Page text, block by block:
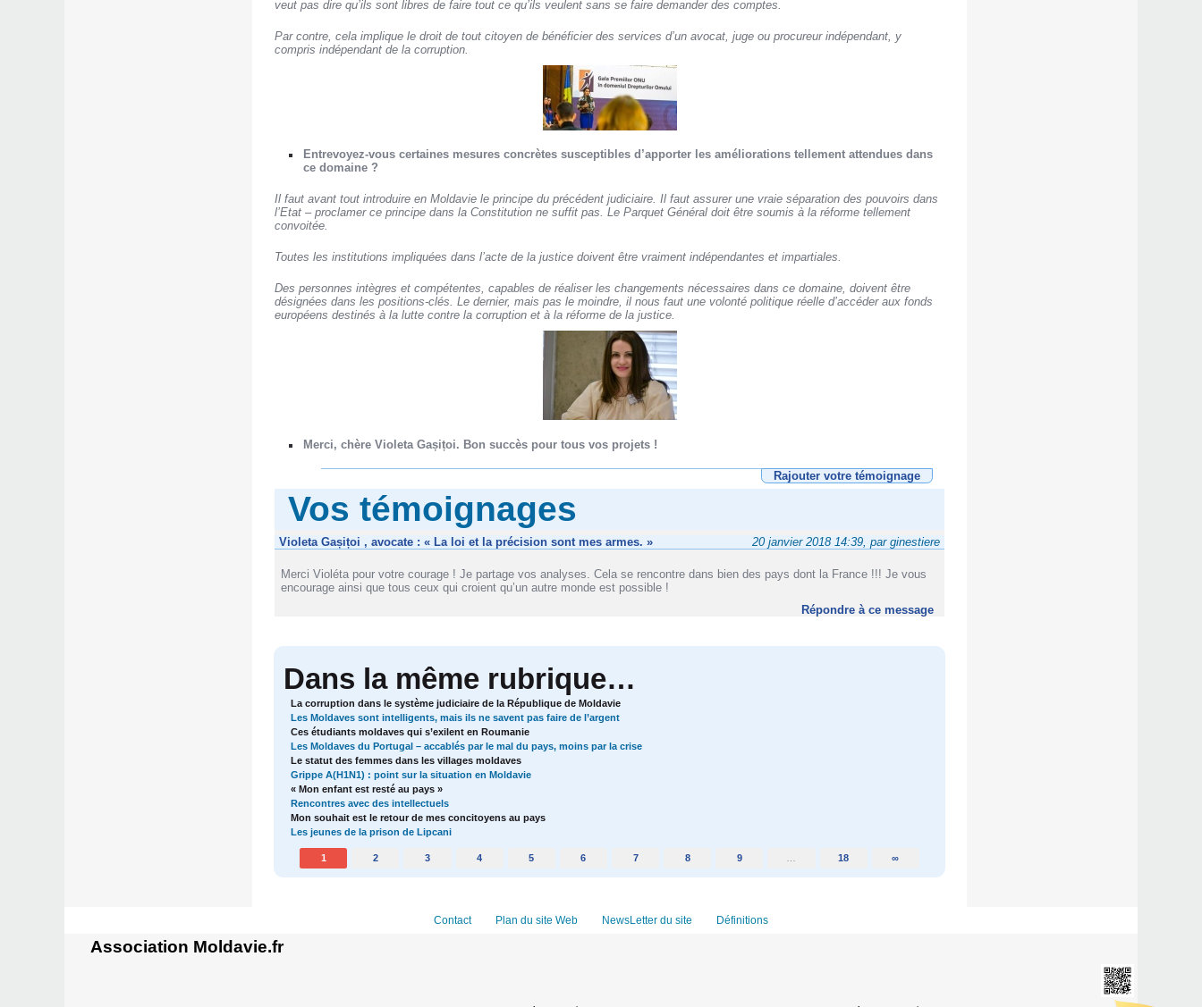
veut pas dire qu’ils sont libres de faire tout ce qu’ils veulent sans se faire demander des comptes.
Par contre, cela implique le droit de tout citoyen de bénéficier des services d’un avocat, juge ou procureur indépendant, y
compris indépendant de la corruption.
Entrevoyez-vous certaines mesures concrètes susceptibles d’apporter les améliorations tellement attendues dans
ce domaine ?
Il faut avant tout introduire en Moldavie le principe du précédent judiciaire. Il faut assurer une vraie séparation des pouvoirs dans
l’Etat – proclamer ce principe dans la Constitution ne suffit pas. Le Parquet Général doit être soumis à la réforme tellement
convoitée.
Toutes les institutions impliquées dans l’acte de la justice doivent être vraiment indépendantes et impartiales.
Des personnes intègres et compétentes, capables de réaliser les changements nécessaires dans ce domaine, doivent être
désignées dans les positions-clés. Le dernier, mais pas le moindre, il nous faut une volonté politique réelle d’accéder aux fonds
européens destinés à la lutte contre la corruption et à la réforme de la justice.
Merci, chère Violeta Gașițoi. Bon succès pour tous vos projets !
Rajouter votre témoignage
Vos témoignages
Violeta Gașițoi , avocate : « La loi et la précision sont mes armes. » 20 janvier 2018 14:39, par ginestiere
Merci Violéta pour votre courage ! Je partage vos analyses. Cela se rencontre dans bien des pays dont la France !!! Je vous
encourage ainsi que tous ceux qui croient qu’un autre monde est possible !
Répondre à ce message
Dans la même rubrique…
La corruption dans le système judiciaire de la République de Moldavie
Les Moldaves sont intelligents, mais ils ne savent pas faire de l’argent
Ces étudiants moldaves qui s’exilent en Roumanie
Les Moldaves du Portugal – accablés par le mal du pays, moins par la crise
Le statut des femmes dans les villages moldaves
Grippe A(H1N1) : point sur la situation en Moldavie
« Mon enfant est resté au pays »
Rencontres avec des intellectuels
Mon souhait est le retour de mes concitoyens au pays
Les jeunes de la prison de Lipcani
1 2 3 4 5 6 7 8 9 18 ∞
Contact Plan du site Web NewsLetter du site Définitions
Association Moldavie.fr